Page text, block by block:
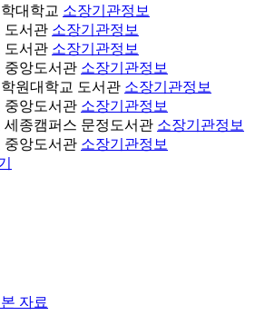
대학교 소장기관정보
도서관 소장기관정보
도서관 소장기관정보
중앙도서관 소장기관정보
원대학교 도서관 소장기관정보
중앙도서관 소장기관정보
세종캠퍼스 문정도서관 소장기관정보
중앙도서관 소장기관정보
자료